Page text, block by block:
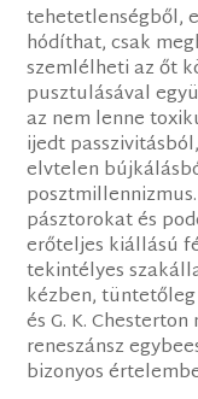
tehetetlenségből,
hódíthat, csak
szemlélheti az őt
pusztulásával
az nem lenne
ijedt
elvtelen
pásztorokat és
erőteljes kiállású
tekintélyes
kézben, tüntetőleg
és G. K.
reneszánsz
bizonyos